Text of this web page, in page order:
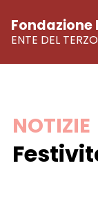
Vai
contenuto
Fondazione
ENTE DEL
NOTIZIE